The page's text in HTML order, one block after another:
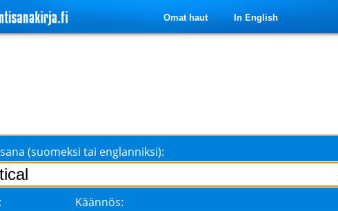
Omat haut In English
(suomeksi tai englanniksi):
Käännös: